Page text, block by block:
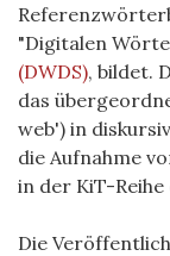
"Digitalen
(DWDS), bildet.
das
web') in
die Aufnahme
in der KiT-
Die